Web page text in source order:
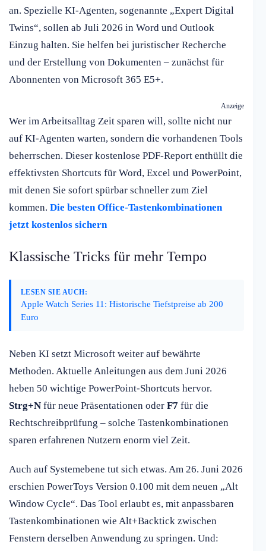
an. Spezielle KI-Agenten, sogenannte „Expert Digital
Twins“, sollen ab Juli 2026 in Word und Outlook
Einzug halten. Sie helfen bei juristischer Recherche
und der Erstellung von Dokumenten – zunächst für
Abonnenten von Microsoft 365 E5+.
Anzeige
Wer im Arbeitsalltag Zeit sparen will, sollte nicht nur
auf KI-Agenten warten, sondern die vorhandenen Tools
beherrschen. Dieser kostenlose PDF-Report enthüllt die
effektivsten Shortcuts für Word, Excel und PowerPoint,
mit denen Sie sofort spürbar schneller zum Ziel
kommen. Die besten Office-Tastenkombinationen
jetzt kostenlos sichern
Klassische Tricks für mehr Tempo
LESEN SIE AUCH:
Apple Watch Series 11: Historische Tiefstpreise ab 200
Euro
Neben KI setzt Microsoft weiter auf bewährte
Methoden. Aktuelle Anleitungen aus dem Juni 2026
heben 50 wichtige PowerPoint-Shortcuts hervor.
Strg+N für neue Präsentationen oder F7 für die
Rechtschreibprüfung – solche Tastenkombinationen
sparen erfahrenen Nutzern enorm viel Zeit.
Auch auf Systemebene tut sich etwas. Am 26. Juni 2026
erschien PowerToys Version 0.100 mit dem neuen „Alt
Window Cycle“. Das Tool erlaubt es, mit anpassbaren
Tastenkombinationen wie Alt+Backtick zwischen
Fenstern derselben Anwendung zu springen. Und: